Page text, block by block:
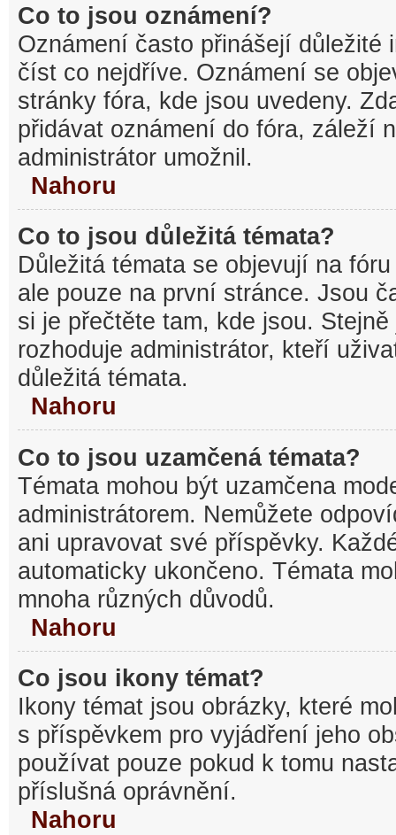
Co to jsou oznámení?
Oznámení často přinášejí důležité
číst co nejdříve. Oznámení se
stránky fóra, kde jsou uvedeny.
přidávat oznámení do fóra, záleží
administrátor umožnil.
Nahoru
Co to jsou důležitá témata?
Důležitá témata se objevují na
ale pouze na první stránce. Jsou
si je přečtěte tam, kde jsou.
rozhoduje administrátor, kteří
důležitá témata.
Nahoru
Co to jsou uzamčená témata?
Témata mohou být uzamčena
administrátorem. Nemůžete
ani upravovat své příspěvky.
automaticky ukončeno. Témata
mnoha různých důvodů.
Nahoru
Co jsou ikony témat?
Ikony témat jsou obrázky, které
s příspěvkem pro vyjádření jeho
používat pouze pokud k tomu
příslušná oprávnění.
Nahoru